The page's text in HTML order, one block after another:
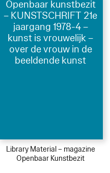
Openbaar kunstbezit
– KUNSTSCHRIFT 21e
jaargang 1978-4 –
kunst is vrouwelijk –
over de vrouw in de
beeldende kunst
Library Material – magazine
Openbaar Kunstbezit